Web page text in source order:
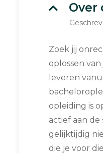
Over
Zoek jij
oplossen
leveren
opleiding is
actief aan
gelijktijdig
die je voor